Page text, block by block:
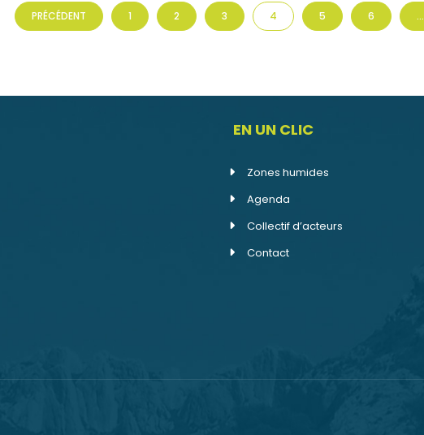
PRÉCÉDENT 1 2 3 4 5 6 …
EN UN CLIC
Zones humides
Agenda
Collectif d’acteurs
Contact